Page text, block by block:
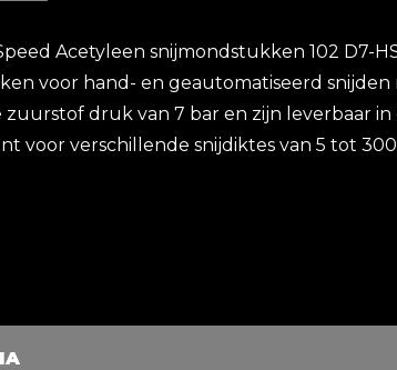
Acetyleen snijmondstukken 102 D7-
voor hand- en geautomatiseerd snijden
zuurstof druk van 7 bar en zijn leverbaar
voor verschillende snijdiktes van 5 tot